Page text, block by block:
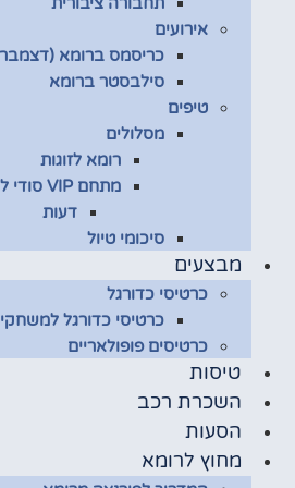
אירועים
כריסמס ברומא
סילבסטר ברומא
טיפים
מסלולים
רומא לזוגות
מתחם VIP סודי למטיילים הישראלים ברומא
דעות
סיכומי טיול
מבצעים
כרטיסי כדורגל
כרטיסי כדורגל
כרטיסים פופולאריים
טיסות
השכרת רכב
הסעות
מחוץ לרומא